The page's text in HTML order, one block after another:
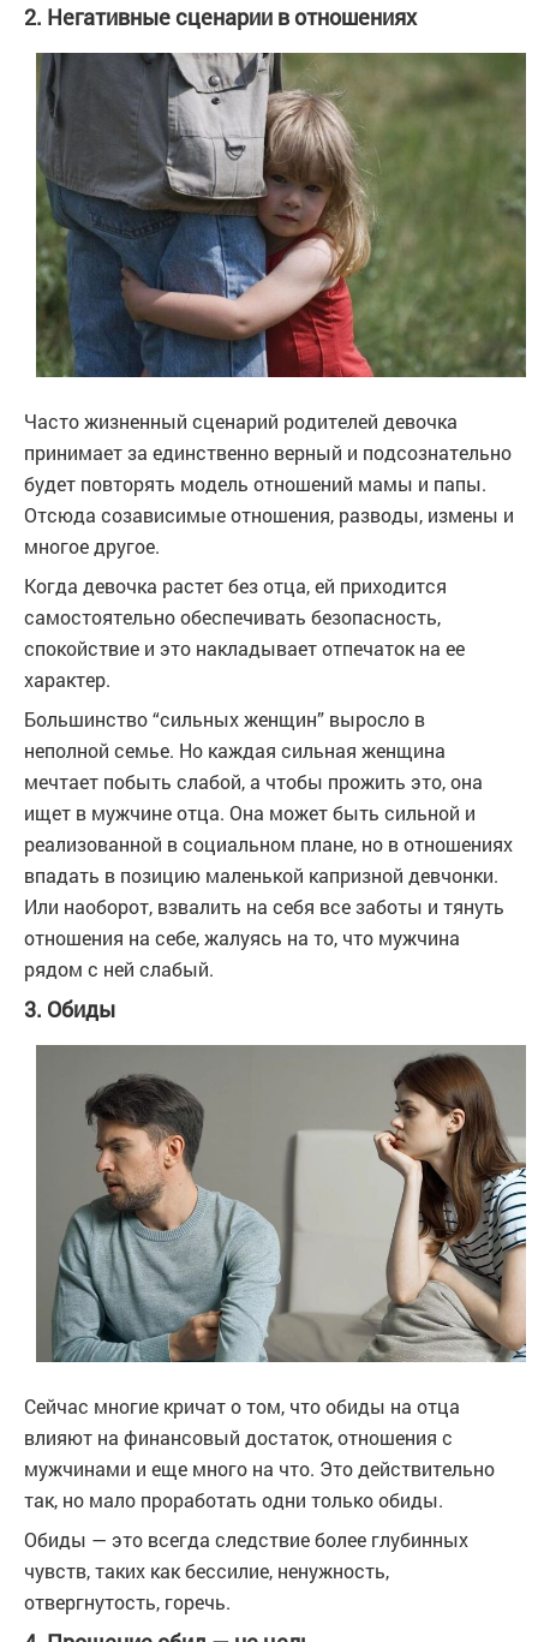
2. Негативные сценарии в отношениях
Часто жизненный сценарий родителей девочка
принимает за единственно верный и подсознательно
будет повторять модель отношений мамы и папы.
Отсюда созависимые отношения, разводы, измены и
многое другое.
Когда девочка растет без отца, ей приходится
самостоятельно обеспечивать безопасность,
спокойствие и это накладывает отпечаток на ее
характер.
Большинство “сильных женщин” выросло в
неполной семье. Но каждая сильная женщина
мечтает побыть слабой, а чтобы прожить это, она
ищет в мужчине отца. Она может быть сильной и
реализованной в социальном плане, но в отношениях
впадать в позицию маленькой капризной девчонки.
Или наоборот, взвалить на себя все заботы и тянуть
отношения на себе, жалуясь на то, что мужчина
рядом с ней слабый.
3. Обиды
Сейчас многие кричат о том, что обиды на отца
влияют на финансовый достаток, отношения с
мужчинами и еще много на что. Это действительно
так, но мало проработать одни только обиды.
Обиды — это всегда следствие более глубинных
чувств, таких как бессилие, ненужность,
отвергнутость, горечь.